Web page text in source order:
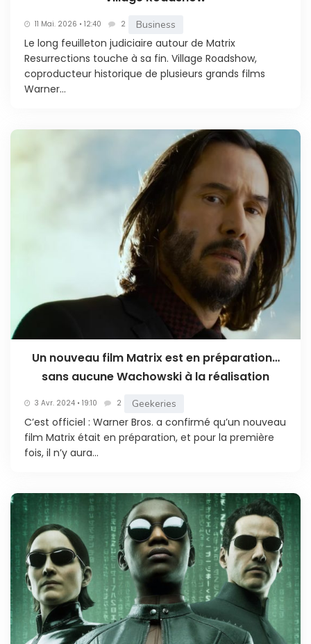
11 Mai. 2026 • 12:40 2 Business
Le long feuilleton judiciaire autour de Matrix
Resurrections touche à sa fin. Village Roadshow,
coproducteur historique de plusieurs grands films
Warner...
Un nouveau film Matrix est en préparation…
sans aucune Wachowski à la réalisation
3 Avr. 2024 • 19:10 2 Geekeries
C’est officiel : Warner Bros. a confirmé qu’un nouveau
film Matrix était en préparation, et pour la première
fois, il n’y aura...